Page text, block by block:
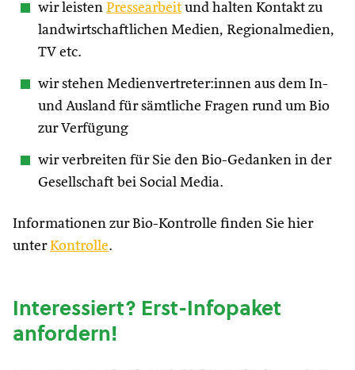
wir leisten Pressearbeit und halten Kontakt zu
landwirtschaftlichen Medien, Regionalmedien,
TV etc.
wir stehen Medienvertreter:innen aus dem In-
und Ausland für sämtliche Fragen rund um Bio
zur Verfügung
wir verbreiten für Sie den Bio-Gedanken in der
Gesellschaft bei Social Media.
Informationen zur Bio-Kontrolle finden Sie hier
unterKontrolle.
Interessiert? Erst-Infopaket
anfordern!